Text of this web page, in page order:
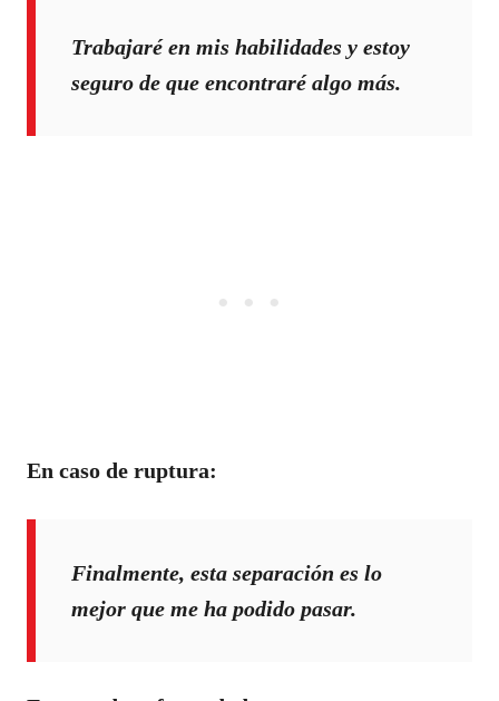
Trabajaré en mis habilidades y estoy
seguro de que encontraré algo más.
En caso de ruptura:
Finalmente, esta separación es lo
mejor que me ha podido pasar.